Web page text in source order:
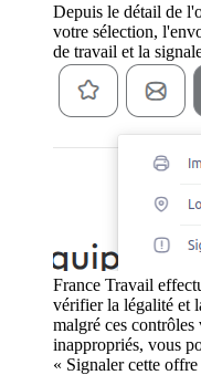
Depuis le détail de
votre sélection,
de travail et la
France Travail
vérifier la légalité et
malgré ces contrôles
inappropriés, vous
« Signaler cette offre